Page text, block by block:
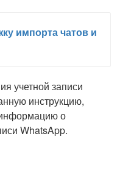
импорта чатов и
учетной записи
инструкцию,
о
WhatsApp.